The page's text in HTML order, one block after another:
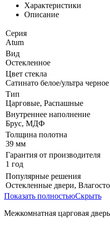
Характеристики
Описание
Серия
Atum
Вид
Остекленное
Цвет стекла
Сатинато белое/ультра черное
Тип
Царговые, Распашные
Внутреннее наполнение
Брус, МДФ
Толщина полотна
39 мм
Гарантия от производителя
1 год
Популярные решения
Остекленные двери,
Показать полностьюСкрыть
Межкомнатная царговая